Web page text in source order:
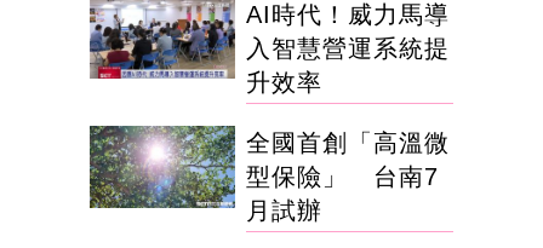
AI時代！威力馬導
入智慧營運系統提
升效率
全國首創「高溫微
型保險」 台南7
月試辦